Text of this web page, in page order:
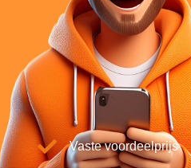
Vaste voordeelprijs